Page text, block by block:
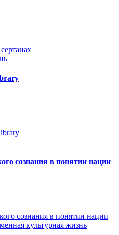
сознания в понятии нации
культурная жизнь